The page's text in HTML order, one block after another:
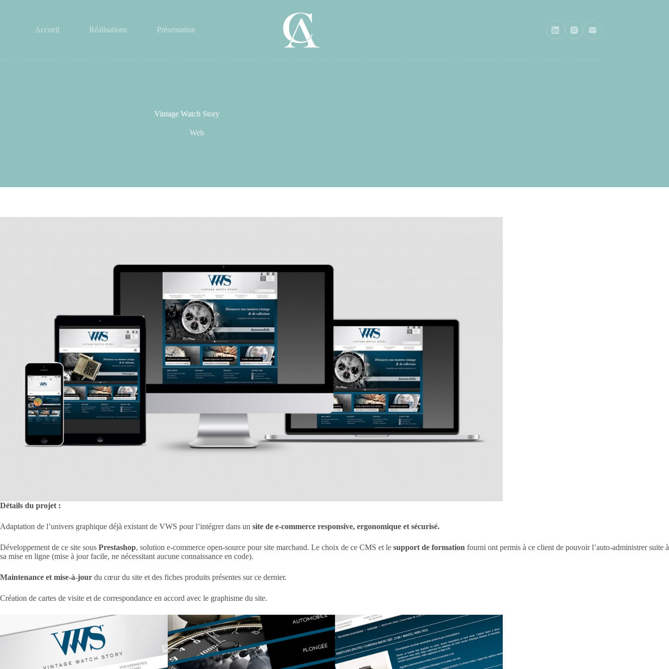
Accueil
Réalisations Présentation
Vintage Watch Story
Web
Détails du projet :
Adaptation de l’univers graphique déjà existant de VWS pour l’intégrer dans un site de e-commerce responsive, ergonomique et sécurisé.
Développement de ce site sous Prestashop, solution e-commerce open-source pour site marchand. Le choix de ce CMS et le support de formation fourni ont permis à ce client de pouvoir l’auto-administrer suite à
sa mise en ligne (mise à jour facile, ne nécessitant aucune connaissance en code).
Maintenance et mise-à-jour du cœur du site et des fiches produits présentes sur ce dernier.
Création de cartes de visite et de correspondance en accord avec le graphisme du site.